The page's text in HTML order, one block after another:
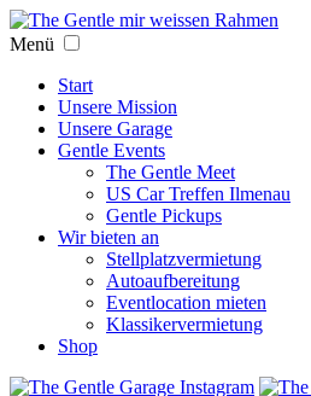
Menü
Start
Unsere Mission
Unsere Garage
Gentle Events
The Gentle Meet
US Car Treffen Ilmenau
Gentle Pickups
Wir bieten an
Stellplatzvermietung
Autoaufbereitung
Eventlocation mieten
Klassikervermietung
Shop